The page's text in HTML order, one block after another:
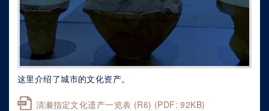
这里介绍了城市的文化资产。
清濑指定文化遗产一览表 (R6) (PDF: 92KB)